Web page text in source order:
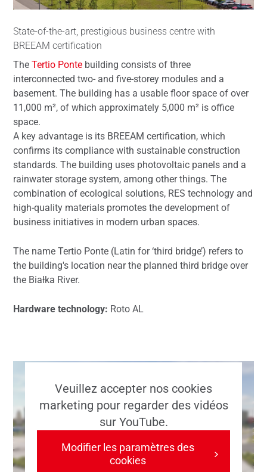
State-of-the-art, prestigious business centre with
BREEAM certification
The Tertio Ponte building consists of three
interconnected two- and five-storey modules and a
basement. The building has a usable floor space of over
11,000 m², of which approximately 5,000 m² is office
space.
A key advantage is its BREEAM certification, which
confirms its compliance with sustainable construction
standards. The building uses photovoltaic panels and a
rainwater storage system, among other things. The
combination of ecological solutions, RES technology and
high-quality materials promotes the development of
business initiatives in modern urban spaces.
The name Tertio Ponte (Latin for ‘third bridge’) refers to
the building's location near the planned third bridge over
the Białka River.
Hardware technology: Roto AL
Veuillez accepter nos cookies
marketing pour regarder des vidéos
sur YouTube.
Modifier les paramètres des
cookies